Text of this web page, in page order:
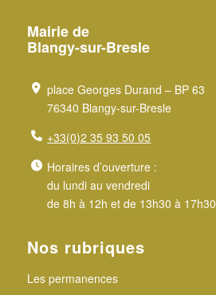
Mairie de
Blangy-sur-Bresle
place Georges Durand – BP 63
76340 Blangy-sur-Bresle
+33(0)2 35 93 50 05
Horaires d’ouverture :
du lundi au vendredi
de 8h à 12h et de 13h30 à 17h30
Nos rubriques
Les permanences